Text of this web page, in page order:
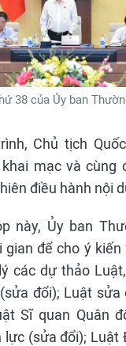
38 của Ủy ban
Chủ tịch
mạc và cùng
điều hành nội
này, Ủy ban
gian để cho ý kiến
các dự thảo
đổi); Luật sửa
Sĩ quan Quân
lực (sửa đổi); Luật